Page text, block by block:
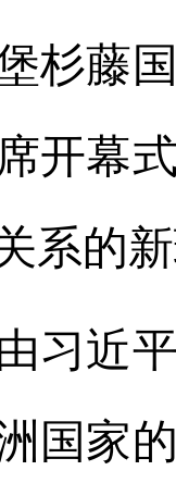
杉藤
开幕
系的
近平
国家